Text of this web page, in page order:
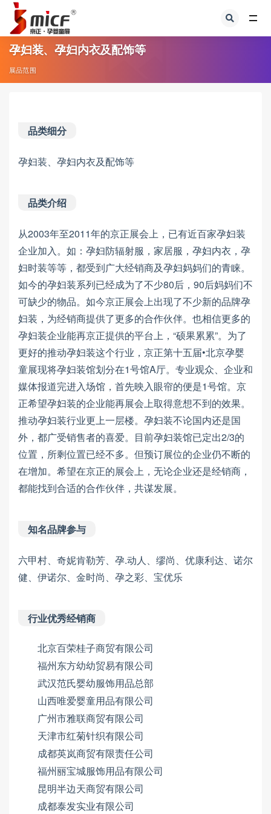
孕妇装、孕妇内衣及配饰等
展品范围
品类细分
孕妇装、孕妇内衣及配饰等
品类介绍
从2003年至2011年的京正展会上，已有近百家孕妇装
企业加入。如：孕妇防辐射服，家居服，孕妇内衣，孕
妇时装等等，都受到广大经销商及孕妇妈妈们的青睐。
如今的孕妇装系列已经成为了不少80后，90后妈妈们不
可缺少的物品。如今京正展会上出现了不少新的品牌孕
妇装，为经销商提供了更多的合作伙伴。也相信更多的
孕妇装企业能再京正提供的平台上，“硕果累累”。为了
更好的推动孕妇装这个行业，京正第十五届•北京孕婴
童展现将孕妇装馆划分在1号馆A厅。专业观众、企业和
媒体报道完进入场馆，首先映入眼帘的便是1号馆。京
正希望孕妇装的企业能再展会上取得意想不到的效果。
推动孕妇装行业更上一层楼。孕妇装不论国内还是国
外，都广受销售者的喜爱。目前孕妇装馆已定出2/3的
位置，所剩位置已经不多。但预订展位的企业仍不断的
在增加。希望在京正的展会上，无论企业还是经销商，
都能找到合适的合作伙伴，共谋发展。
知名品牌参与
六甲村、奇妮肯勒芳、孕.动人、缪尚、优康利达、诺尔
健、伊诺尔、金时尚、孕之彩、宝优乐
行业优秀经销商
北京百荣桂子商贸有限公司
福州东方幼幼贸易有限公司
武汉范氏婴幼服饰用品总部
山西唯爱婴童用品有限公司
广州市雅联商贸有限公司
天津市红菊针织有限公司
成都英岚商贸有限责任公司
福州丽宝城服饰用品有限公司
昆明半边天商贸有限公司
成都泰发实业有限公司
全部